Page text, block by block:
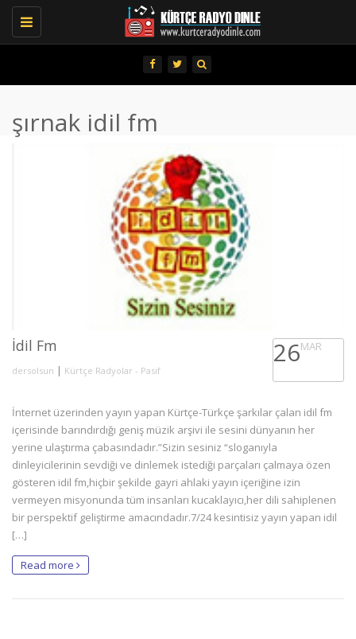
Toggle
navigation
şırnak idil fm
İdil Fm
dersolsun | Kürtçe Radyolar - Pasif
26MAR
İnternet üzerinden yayın yapan Kürtçe-Türkçe şarkılar çalan idil fm
içerisinde barındırdığı geniş müzik arşivi ile sesini dünyanın her
yerine ulaştırma çabasındadır.”Sizin sesiniz “sloganıyla
dinleyicilerinin sevdiği ve dinlemek istediği parçaları çalmaya özen
gösteren idil fm,hiçbir şekilde gayri ahlaki yayın içeriğine izin
vermeyen misyonunda tüm insanları kucaklayıcı,her dili sahiplenen
bir perspektif geliştirme amacındadır.7/24 kesintisiz yayın yapan idil
[…]
Read more